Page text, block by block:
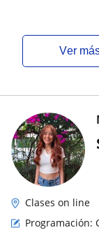
ver
Clases on line
Programación: